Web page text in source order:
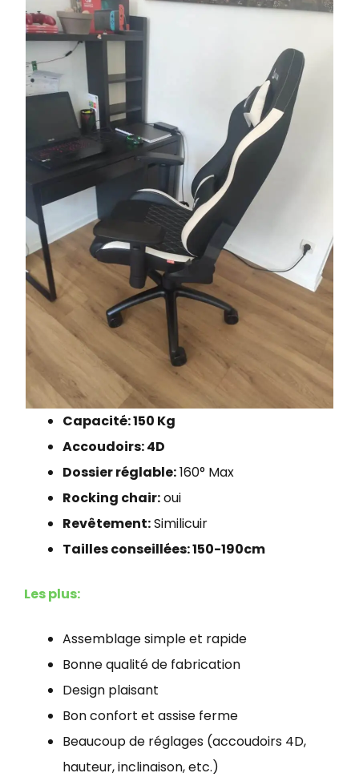
Capacité: 150 Kg
Accoudoirs: 4D
Dossier réglable:160° Max
Rocking chair:oui
Revêtement:Similicuir
Tailles conseillées: 150-190cm
Les plus:
Assemblage simple et rapide
Bonne qualité de fabrication
Design plaisant
Bon confort et assise ferme
Beaucoup de réglages (accoudoirs 4D,
hauteur, inclinaison, etc.)